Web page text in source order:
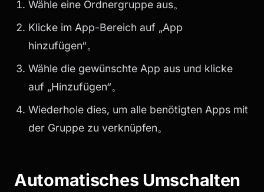
Wähle eine Ordnergruppe aus。
Klicke im App-Bereich auf „App
hinzufügen“。
Wähle die gewünschte App aus und klicke
auf „Hinzufügen“。
Wiederhole dies, um alle benötigten Apps mit
der Gruppe zu verknüpfen。
Automatisches Umschalten